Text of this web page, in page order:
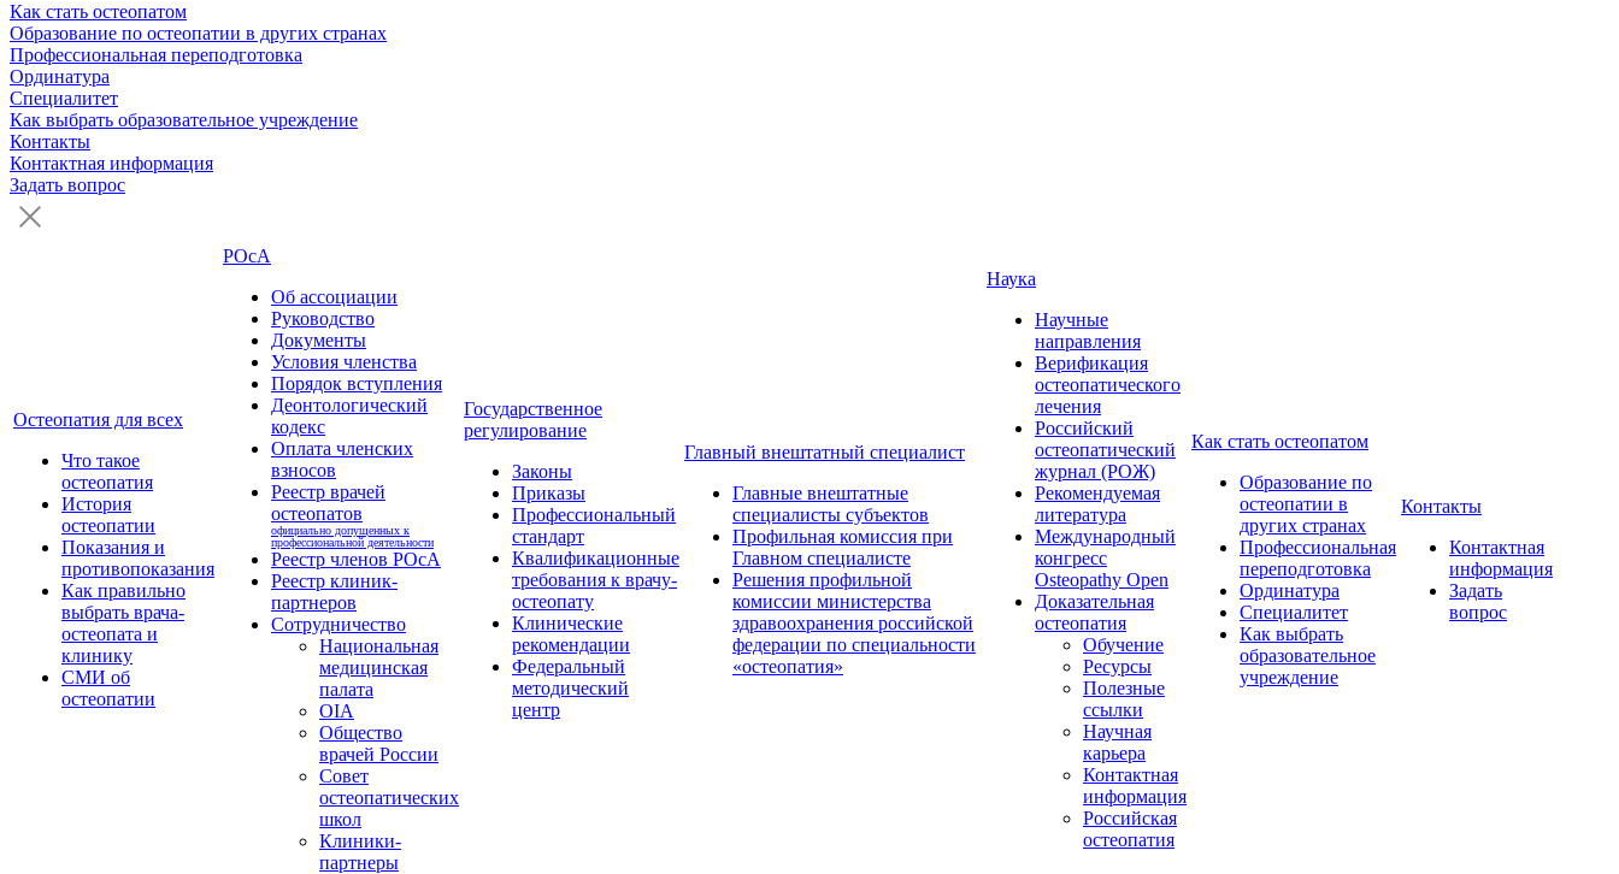
Как стать остеопатом
Образование по остеопатии в других странах
Профессиональная переподготовка
Ординатура
Специалитет
Как выбрать образовательное учреждение
Контакты
Контактная информация
Задать вопрос
Остеопатия для всех
Что такое
остеопатия
История
остеопатии
Показания и
противопоказания
Как правильно
выбрать врача-
остеопата и
клинику
СМИ об
остеопатии
РОсА
Об ассоциации
Руководство
Документы
Условия членства
Порядок вступления
Деонтологический
кодекс
Оплата членских
взносов
Реестр врачей
остеопатов
официально допущенных к
профессиональной деятельности
Реестр членов РОсА
Реестр клиник-
партнеров
Сотрудничество
Национальная
медицинская
палата
OIA
Общество
врачей России
Совет
остеопатических
школ
Клиники-
партнеры
Государственное
регулирование
Законы
Приказы
Профессиональный
стандарт
Квалификационные
требования к врачу-
остеопату
Клинические
рекомендации
Федеральный
методический
центр
Главный внештатный специалист
Главные внештатные
специалисты субъектов
Профильная комиссия при
Главном специалисте
Решения профильной
комиссии министерства
здравоохранения российской
федерации по специальности
«остеопатия»
Наука
Научные
направления
Верификация
остеопатического
лечения
Российский
остеопатический
журнал (РОЖ)
Рекомендуемая
литература
Международный
конгресс
Osteopathy Open
Доказательная
остеопатия
Обучение
Ресурсы
Полезные
ссылки
Научная
карьера
Контактная
информация
Российская
остеопатия
Как стать остеопатом
Образование по
остеопатии в
других странах
Профессиональная
переподготовка
Ординатура
Специалитет
Как выбрать
образовательное
учреждение
Контакты
Контактная
информация
Задать
вопрос